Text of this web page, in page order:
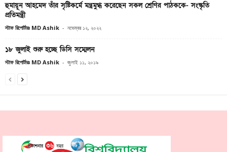
‍‍‍‍‍‍‍‍‍‍‍হুমায়ূন আহমেদ তাঁর সৃষ্টিকর্মে মন্ত্রমুগ্ধ করেছেন সকল শ্রেণির পাঠককে- সংস্কৃতি
প্রতিমন্ত্রী
স্টাফ রিপোর্টারঃ MD Ashik - নভেম্বর ১২, ২০২২
১৮ জুলাই শুরু হচ্ছে ডিসি সম্মেলন
স্টাফ রিপোর্টারঃ MD Ashik - জুলাই ১১, ২০১৯